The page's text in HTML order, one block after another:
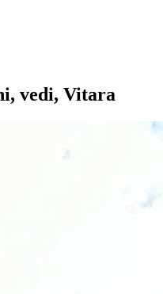
vedi, Vitara